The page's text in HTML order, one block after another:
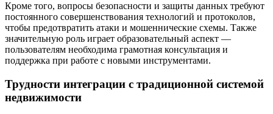
Кроме того, вопросы безопасности и защиты данных требуют
постоянного совершенствования технологий и протоколов,
чтобы предотвратить атаки и мошеннические схемы. Также
значительную роль играет образовательный аспект —
пользователям необходима грамотная консультация и
поддержка при работе с новыми инструментами.
Трудности интеграции с традиционной системой
недвижимости